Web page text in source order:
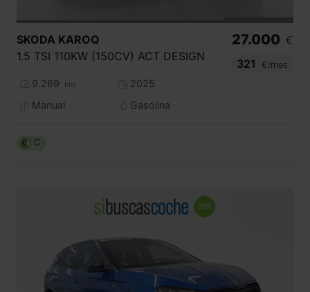
SKODA KAROQ
1.5 TSI 110KW (150CV) ACT DESIGN
9.269 km
2025
Manual
Gasolina
27.000 €
321
€/mes
C